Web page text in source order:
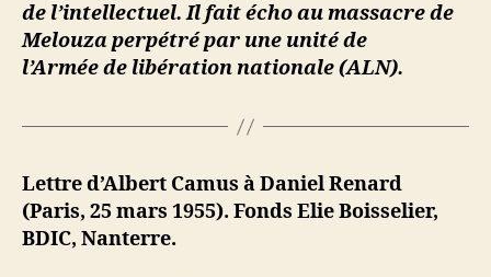
de l’intellectuel. Il fait écho au massacre de
Melouza perpétré par une unité de
l’Armée de libération nationale (ALN).
Lettre d’Albert Camus à Daniel Renard
(Paris, 25 mars 1955). Fonds Elie Boisselier,
BDIC, Nanterre.